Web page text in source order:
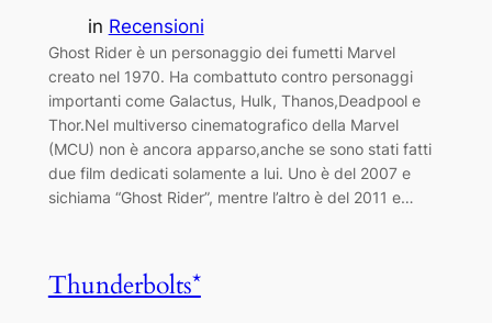
in Recensioni
Ghost Rider è un personaggio dei fumetti Marvel
creato nel 1970. Ha combattuto contro personaggi
importanti come Galactus, Hulk, Thanos,Deadpool e
Thor.Nel multiverso cinematografico della Marvel
(MCU) non è ancora apparso,anche se sono stati fatti
due film dedicati solamente a lui. Uno è del 2007 e
sichiama “Ghost Rider”, mentre l’altro è del 2011 e…
Thunderbolts*